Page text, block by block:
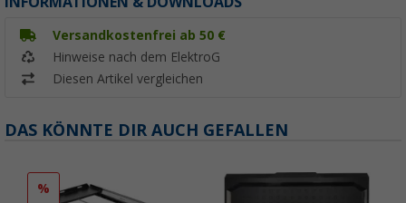
Versandkostenfrei ab 50 €
Hinweise nach dem ElektroG
Diesen Artikel vergleichen
DAS KÖNNTE DIR AUCH GEFALLEN
%